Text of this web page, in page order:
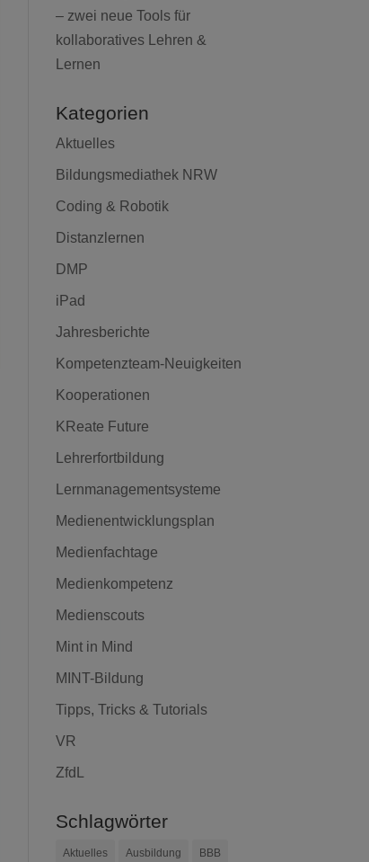
– zwei neue Tools für
kollaboratives Lehren &
Lernen
Kategorien
Aktuelles
Bildungsmediathek NRW
Coding & Robotik
Distanzlernen
DMP
iPad
Jahresberichte
Kompetenzteam-Neuigkeiten
Kooperationen
KReate Future
Lehrerfortbildung
Lernmanagementsysteme
Medienentwicklungsplan
Medienfachtage
Medienkompetenz
Medienscouts
Mint in Mind
MINT-Bildung
Tipps, Tricks & Tutorials
VR
ZfdL
Schlagwörter
Aktuelles Ausbildung BBB